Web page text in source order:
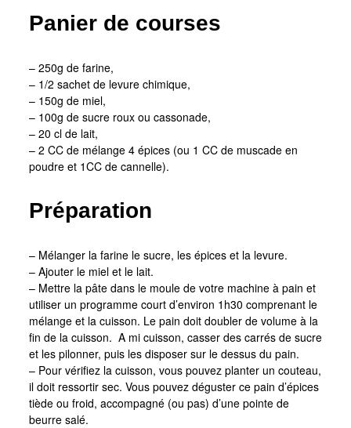
Panier de courses
– 250g de farine,
– 1/2 sachet de levure chimique,
– 150g de miel,
– 100g de sucre roux ou cassonade,
– 20 cl de lait,
– 2 CC de mélange 4 épices (ou 1 CC de muscade en
poudre et 1CC de cannelle).
Préparation
– Mélanger la farine le sucre, les épices et la levure.
– Ajouter le miel et le lait.
– Mettre la pâte dans le moule de votre machine à pain et
utiliser un programme court d’environ 1h30 comprenant le
mélange et la cuisson. Le pain doit doubler de volume à la
fin de la cuisson. A mi cuisson, casser des carrés de sucre
et les pilonner, puis les disposer sur le dessus du pain.
– Pour vérifiez la cuisson, vous pouvez planter un couteau,
il doit ressortir sec. Vous pouvez déguster ce pain d’épices
tiède ou froid, accompagné (ou pas) d’une pointe de
beurre salé.